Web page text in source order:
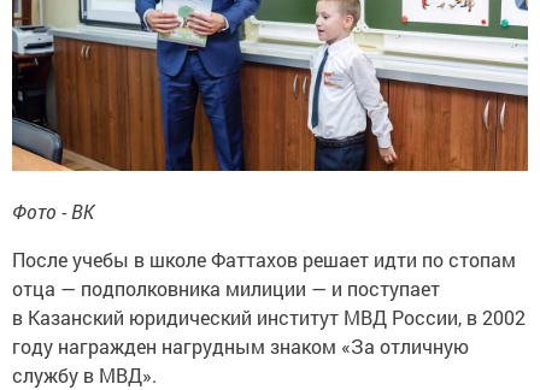
Фото - ВК
После учебы в школе Фаттахов решает идти по стопам
отца — подполковника милиции — и поступает
в Казанский юридический институт МВД России, в 2002
году награжден нагрудным знаком «За отличную
службу в МВД».